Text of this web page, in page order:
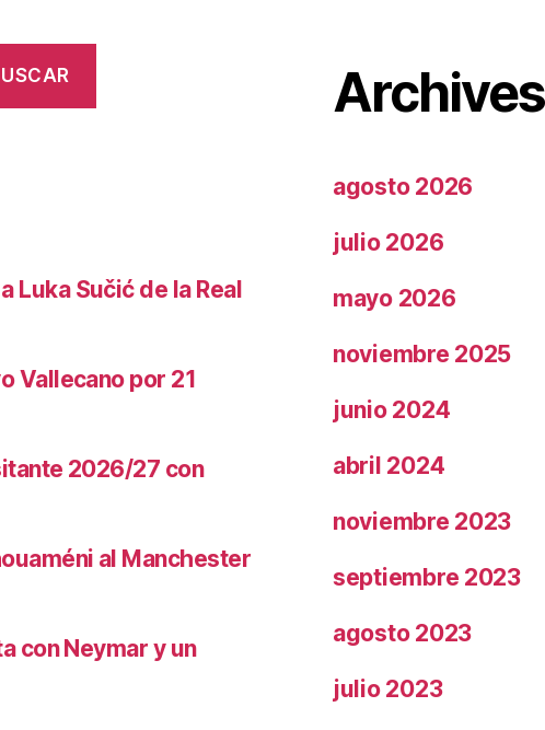
Luka Sučić de la Real
Vallecano por 21
2026/27 con
al Manchester
con Neymar y un
Archives
agosto 2026
julio 2026
mayo 2026
noviembre 2025
junio 2024
abril 2024
noviembre 2023
septiembre 2023
agosto 2023
julio 2023